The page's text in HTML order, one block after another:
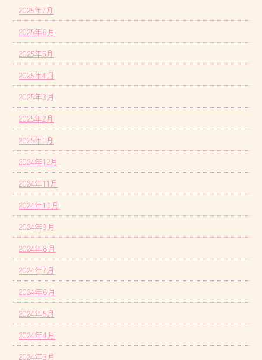
2025年7月
2025年6月
2025年5月
2025年4月
2025年3月
2025年2月
2025年1月
2024年12月
2024年11月
2024年10月
2024年9月
2024年8月
2024年7月
2024年6月
2024年5月
2024年4月
2024年3月